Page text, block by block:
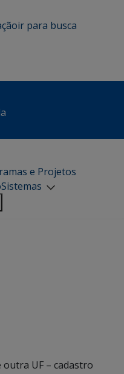
ir para busca
e Projetos
Sistemas
UF – cadastro